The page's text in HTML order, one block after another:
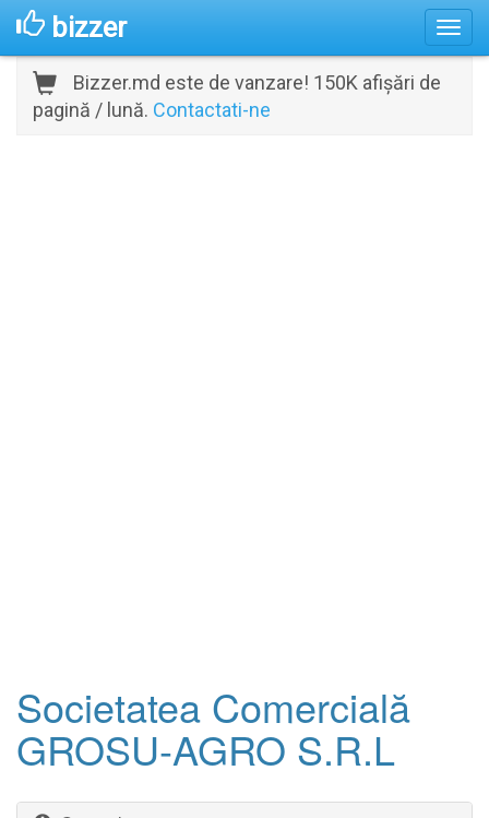
bizzer
Bizzer.md este de vanzare! 150K afișări de
pagină / lună. Contactati-ne
Societatea Comercială
GROSU-AGRO S.R.L